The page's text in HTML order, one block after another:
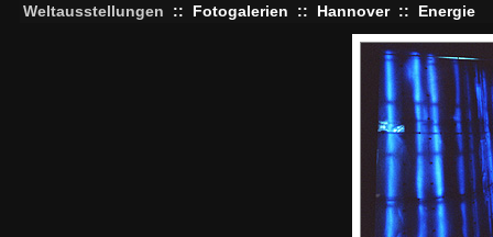
Weltausstellungen
:: Fotogalerien :: Hannover :: Energie